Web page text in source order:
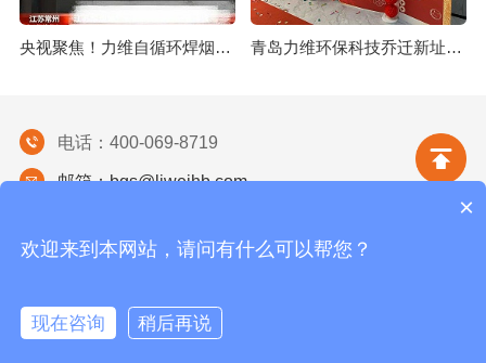
央视聚焦！力维自循环焊烟净化器助力变压器巨头打造绿色智造新标杆 青岛力维环保科技乔迁新址：启航绿色发展新征程
电话：400-069-8719
邮箱：bgs@liweihb.com
地址：山东省青岛市城阳区春阳路92号楼32号楼办公
1303户
×
欢迎来到本网站，请问有什么可以帮您？
现在咨询 稍后再说